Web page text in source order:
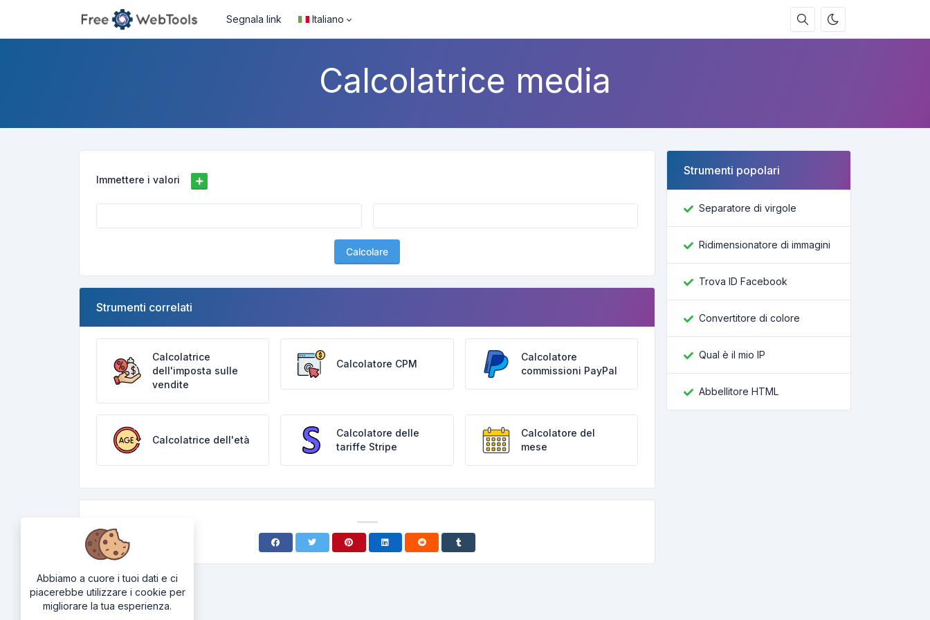
Segnala link Italiano
Calcolatrice media
Immettere i valori
Calcolare
Strumenti correlati
Calcolatrice
dell'imposta sulle
vendite
Calcolatore CPM
Calcolatore
commissioni PayPal
Calcolatrice dell'età
Calcolatore delle
tariffe Stripe
Calcolatore del
mese
Strumenti popolari
Separatore di virgole
Ridimensionatore di immagini
Trova ID Facebook
Convertitore di colore
Qual è il mio IP
Abbellitore HTML
Abbiamo a cuore i tuoi dati e ci
piacerebbe utilizzare i cookie per
migliorare la tua esperienza.